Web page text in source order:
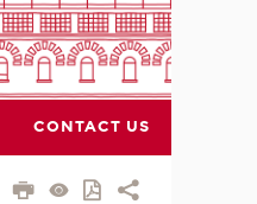
CONTACT US